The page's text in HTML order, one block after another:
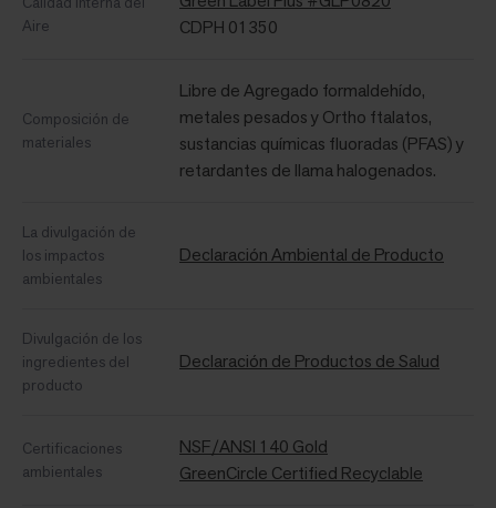
Aire
CDPH 01350
Composición de
materiales
Libre de Agregado formaldehído,
metales pesados ​​y Ortho ftalatos,
sustancias químicas fluoradas (PFAS) y
retardantes de llama halogenados.
La divulgación de
los impactos
ambientales
Declaración Ambiental de Producto
Divulgación de los
ingredientes del
producto
Declaración de Productos de Salud
Certificaciones
ambientales
NSF/ANSI 140 Gold
GreenCircle Certified Recyclable